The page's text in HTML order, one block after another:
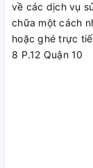
về các dịch vụ
chữa một cách
hoặc ghé trực
8 P.12 Quận 10